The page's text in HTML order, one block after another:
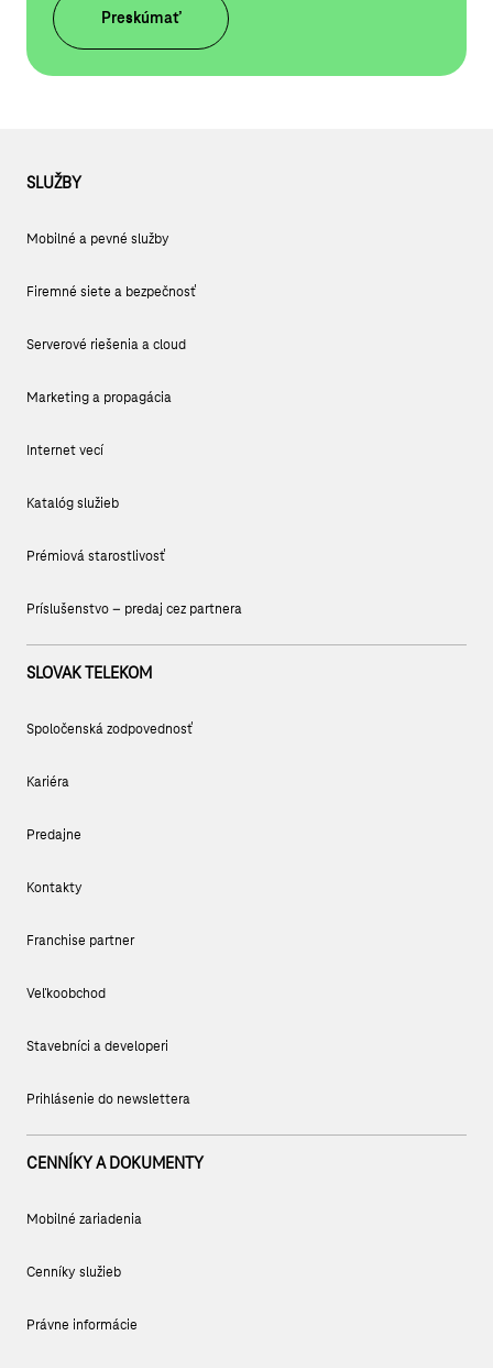
Preskúmať
SLUŽBY
Mobilné a pevné služby
Firemné siete a bezpečnosť
Serverové riešenia a cloud
Marketing a propagácia
Internet vecí
Katalóg služieb
Prémiová starostlivosť
Príslušenstvo – predaj cez partnera
SLOVAK TELEKOM
Spoločenská zodpovednosť
Kariéra
Predajne
Kontakty
Franchise partner
Veľkoobchod
Stavebníci a developeri
Prihlásenie do newslettera
CENNÍKY A DOKUMENTY
Mobilné zariadenia
Cenníky služieb
Právne informácie